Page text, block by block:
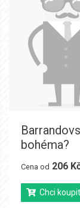
bohéma?
Cena od 206
Chci koupit